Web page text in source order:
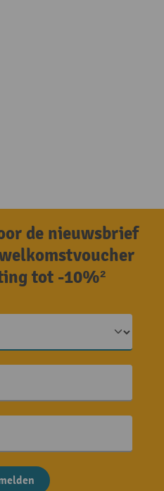
de nieuwsbrief
tot -10%²